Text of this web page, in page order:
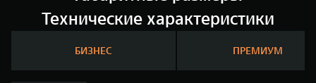
Технические характеристики
БИЗНЕС ПРЕМИУМ